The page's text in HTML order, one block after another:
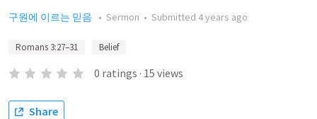
구원에 이르는 믿음 • Sermon • Submitted 4 years ago
Romans 3:27–31 Belief
0 ratings · 15 views
Share